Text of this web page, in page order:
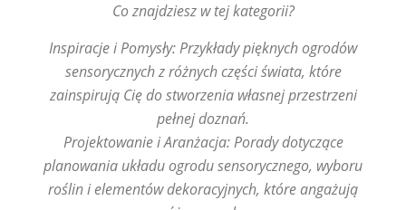
Co znajdziesz w tej kategorii?
Inspiracje i Pomysły: Przykłady pięknych ogrodów
sensorycznych z różnych części świata, które
zainspirują Cię do stworzenia własnej przestrzeni
pełnej doznań.
Projektowanie i Aranżacja: Porady dotyczące
planowania układu ogrodu sensorycznego, wyboru
roślin i elementów dekoracyjnych, które angażują